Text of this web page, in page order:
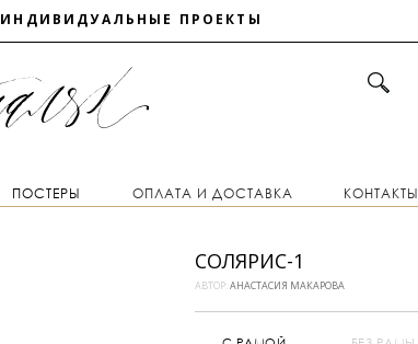
ИНДИВИДУАЛЬНЫЕ ПРОЕКТЫ
ПОСТЕРЫ ОПЛАТА И ДОСТАВКА КОНТАКТЫ
СОЛЯРИС-1
АВТОР: АНАСТАСИЯ МАКАРОВА